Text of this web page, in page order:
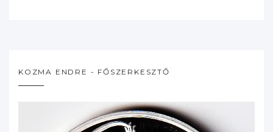
KOZMA ENDRE - FŐSZERKESZTŐ